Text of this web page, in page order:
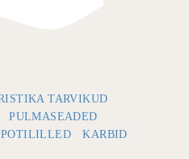
TARVIKUD
PULMASEADED
POTILILLED
KARBID